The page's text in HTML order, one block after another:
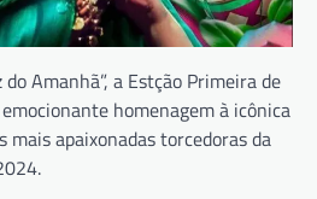
Amanhã”, a Estção Primeira de
homenagem à icônica
mais apaixonadas torcedoras da